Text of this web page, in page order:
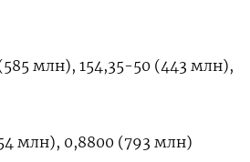
млн), 154,35-50 (443 млн),
млн), 0,8800 (793 млн)